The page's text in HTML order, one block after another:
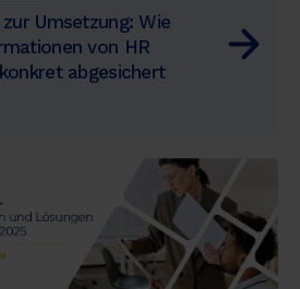
Umsetzung: Wie
von HR
abgesichert